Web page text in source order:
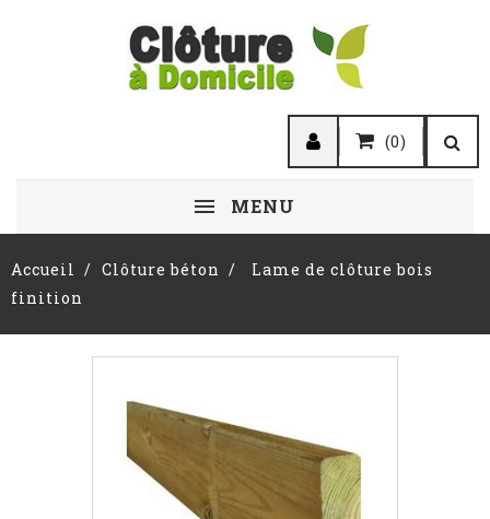
(0)
MENU
Accueil Clôture béton
Lame de clôture bois
finition